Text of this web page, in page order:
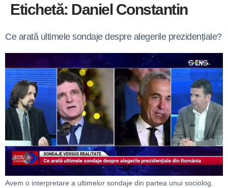
Etichetă: Daniel Constantin
Ce arată ultimele sondaje despre alegerile prezidențiale?
Avem o interpretare a ultimelor sondaje din partea unui sociolog.